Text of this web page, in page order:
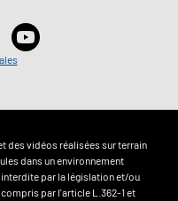
des vidéos réalisées sur terrain
dans un environnement
par la législation et/ou
par l'article L.362-1 et